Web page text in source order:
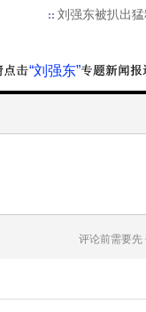
刘强东被扒出
“刘强东”
评论前需要先